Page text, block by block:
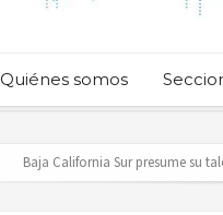
Quiénes somos
Servidores públicos realizan